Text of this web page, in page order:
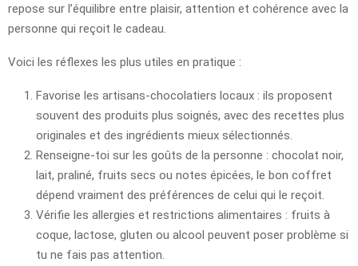
repose sur l’équilibre entre plaisir, attention et cohérence avec la
personne qui reçoit le cadeau.
Voici les réflexes les plus utiles en pratique :
Favorise les artisans-chocolatiers locaux : ils proposent
souvent des produits plus soignés, avec des recettes plus
originales et des ingrédients mieux sélectionnés.
Renseigne-toi sur les goûts de la personne : chocolat noir,
lait, praliné, fruits secs ou notes épicées, le bon coffret
dépend vraiment des préférences de celui qui le reçoit.
Vérifie les allergies et restrictions alimentaires : fruits à
coque, lactose, gluten ou alcool peuvent poser problème si
tu ne fais pas attention.